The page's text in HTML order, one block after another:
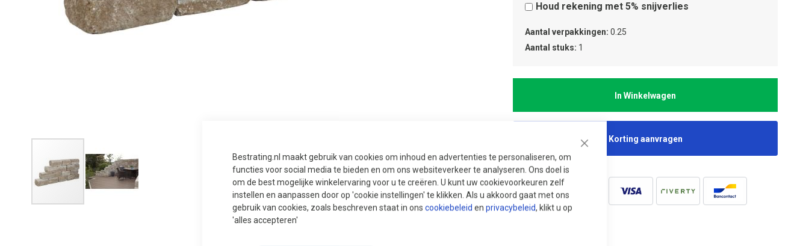
Bestrating.nl maakt gebruik van cookies om inhoud en advertenties te personaliseren, om
functies voor social media te bieden en om ons websiteverkeer te analyseren. Ons doel is
om de best mogelijke winkelervaring voor u te creëren. U kunt uw cookievoorkeuren zelf
instellen en aanpassen door op 'cookie instellingen' te klikken. Als u akkoord gaat met ons
gebruik van cookies, zoals beschreven staat in ons cookiebeleid en privacybeleid, klikt u op
'alles accepteren'
Houd rekening met 5% snijverlies
Aantal verpakkingen 0.25
Aantal stuks 1
In Winkelwagen
Korting aanvragen